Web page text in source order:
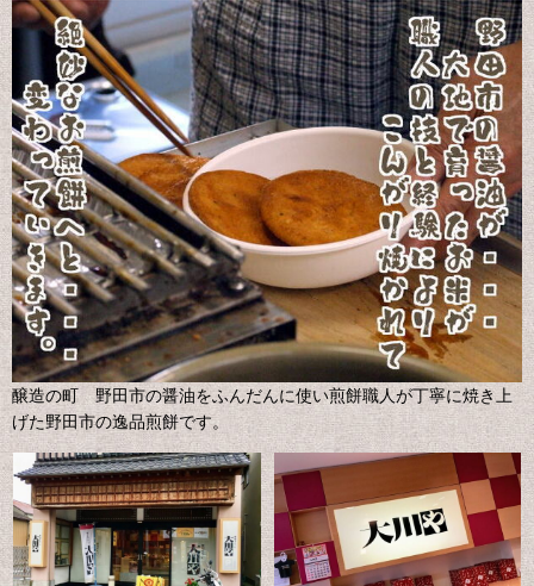
醸造の町 野田市の醤油をふんだんに使い煎餅職人が丁寧に焼き上
げた野田市の逸品煎餅です。